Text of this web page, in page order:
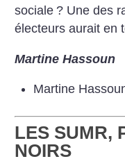
sociale ? Une des
électeurs aurait en
Martine Hassoun
Martine
LES SUMR,
NOIRS